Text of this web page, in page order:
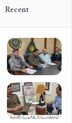
Recent